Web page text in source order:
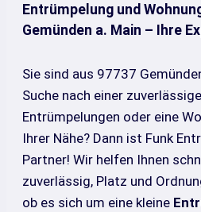
Entrümpelung und
Gemünden a. Main – Ihre
Sie sind aus 97737
Suche nach einer
Entrümpelungen oder eine
Ihrer Nähe? Dann ist Funk
Partner! Wir helfen Ihnen
zuverlässig, Platz und
ob es sich um eine kleine